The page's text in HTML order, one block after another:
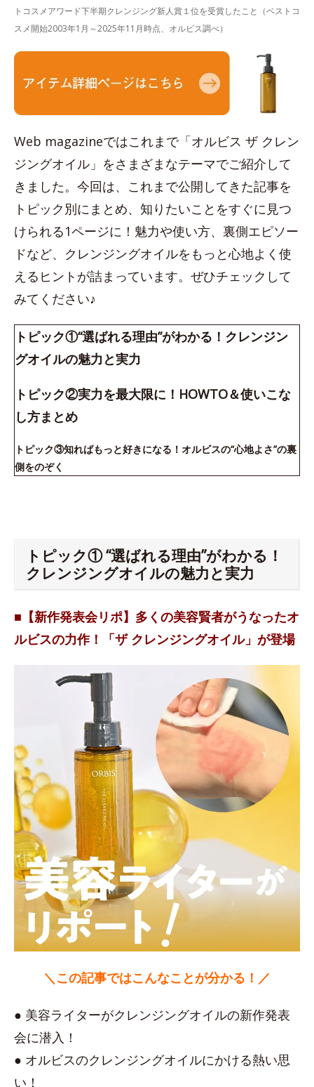
トコスメアワード下半期クレンジング新人賞１位を受賞したこと（ベストコ
スメ開始2003年1月～2025年11月時点、オルビス調べ）
Web magazineではこれまで「オルビス ザ クレン
ジングオイル」をさまざまなテーマでご紹介して
きました。今回は、これまで公開してきた記事を
トピック別にまとめ、知りたいことをすぐに見つ
けられる1ページに！魅力や使い方、裏側エピソー
ドなど、クレンジングオイルをもっと心地よく使
えるヒントが詰まっています。ぜひチェックして
みてください♪
トピック①“選ばれる理由”がわかる！クレンジン
グオイルの魅力と実力
トピック②実力を最大限に！HOWTO＆使いこな
し方まとめ
トピック③知ればもっと好きになる！オルビスの“心地よさ”の裏
側をのぞく
トピック① “選ばれる理由”がわかる！
クレンジングオイルの魅力と実力
■【新作発表会リポ】多くの美容賢者がうなったオ
ルビスの力作！「ザ クレンジングオイル」が登場
＼この記事ではこんなことが分かる！／
● 美容ライターがクレンジングオイルの新作発表
会に潜入！
● オルビスのクレンジングオイルにかける熱い思
い！